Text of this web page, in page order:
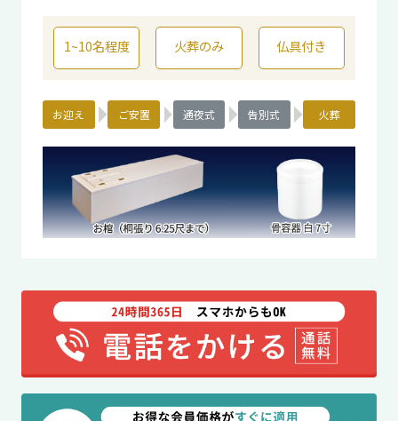
1~10名程度 火葬のみ 仏具付き
お迎え ご安置 通夜式 告別式 火葬